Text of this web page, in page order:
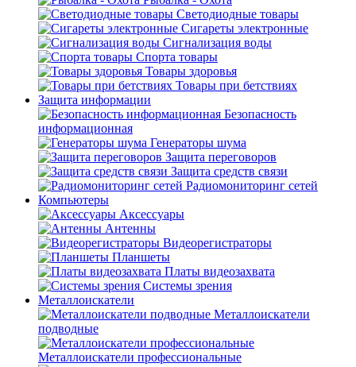
Светодиодные товары
Сигареты электронные
Сигнализация воды
Спорта товары
Товары здоровья
Товары при бетствиях
Защита информации
Безопасность
информационная
Генераторы шума
Защита переговоров
Защита средств связи
Радиомониторинг сетей
Компьютеры
Аксессуары
Антенны
Видеорегистраторы
Планшеты
Платы видеозахвата
Системы зрения
Металлоискатели
Металлоискатели
подводные
Металлоискатели профессиональные